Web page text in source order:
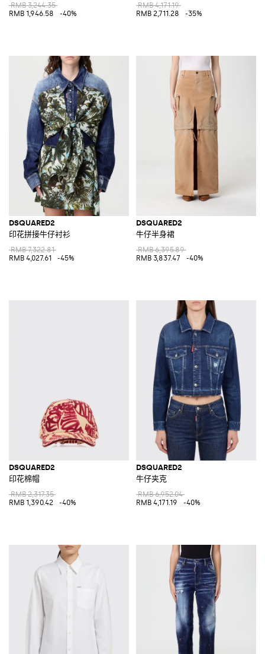
RMB 3,244.35
RMB 1,946.58
-40%
RMB 4,171.19
RMB 2,711.28
-35%
DSQUARED2
印花拼接牛仔衬衫
RMB 7,322.81
RMB 4,027.61
-45%
DSQUARED2
牛仔半身裙
RMB 6,395.89
RMB 3,837.47
-40%
DSQUARED2
印花棉帽
RMB 2,317.35
RMB 1,390.42
-40%
DSQUARED2
牛仔夹克
RMB 6,952.04
RMB 4,171.19
-40%